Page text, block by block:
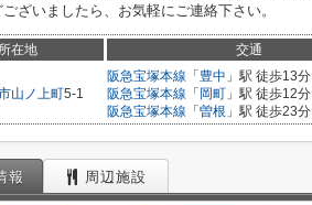
ざいましたら、お気軽にご連絡下さい。
所在地 交通
山ノ上町5-1
阪急宝塚本線 「 豊中 」駅 徒歩13分
阪急宝塚本線 「 岡町 」駅 徒歩12分
阪急宝塚本線 「 曽根 」駅 徒歩23分
報 周辺施設